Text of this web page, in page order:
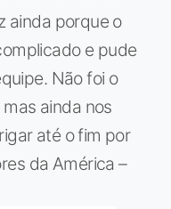
ainda porque o
e pude
Não foi o
ainda nos
até o fim por
da América –